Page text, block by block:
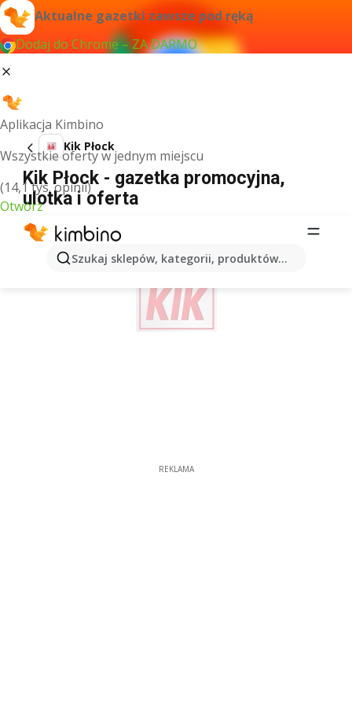
Aktualne gazetki zawsze pod ręką
Dodaj do Chrome – ZA DARMO
Aplikacja Kimbino
Wszystkie oferty w jednym miejscu
(14,1 tys. opinii)
Otwórz
Szukaj sklepów, kategorii, produktów...
Kik Płock
Kik Płock - gazetka promocyjna,
ulotka i oferta
REKLAMA